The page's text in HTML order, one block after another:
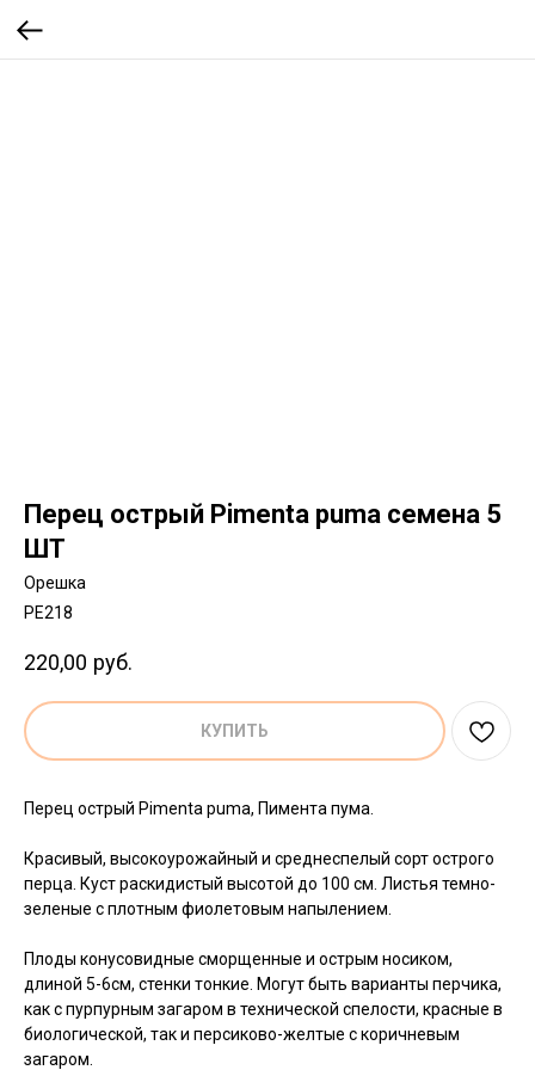
Перец острый Pimenta puma семена 5
ШТ
Орешка
PE218
220,00 руб.
КУПИТЬ
Перец острый Pimenta puma, Пимента пума.
Красивый, высокоурожайный и среднеспелый сорт острого
перца. Куст раскидистый высотой до 100 см. Листья темно-
зеленые с плотным фиолетовым напылением.
Плоды конусовидные сморщенные и острым носиком,
длиной 5-6см, стенки тонкие. Могут быть варианты перчика,
как с пурпурным загаром в технической спелости, красные в
биологической, так и персиково-желтые с коричневым
загаром.